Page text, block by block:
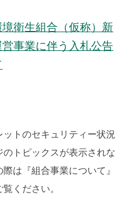
衛生組合（仮称）新
事業に伴う入札公告
トのセキュリティー状況
トピックスが表示されな
は『組合事業について』
ください。